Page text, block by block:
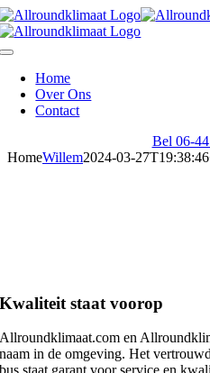
Ga
naar
inhoud
Toggle
NavigationHome
Over Ons
Contact
Bel 06-
HomeWillem2024-03-
Kwaliteit staat voorop
Allroundklimaat.com en
naam in de omgeving. Het